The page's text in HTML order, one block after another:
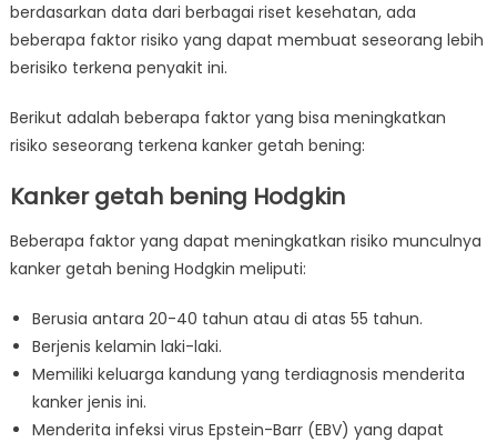
berdasarkan data dari berbagai riset kesehatan, ada
beberapa faktor risiko yang dapat membuat seseorang lebih
berisiko terkena penyakit ini.
Berikut adalah beberapa faktor yang bisa meningkatkan
risiko seseorang terkena kanker getah bening:
Kanker getah bening Hodgkin
Beberapa faktor yang dapat meningkatkan risiko munculnya
kanker getah bening Hodgkin meliputi:
Berusia antara 20-40 tahun atau di atas 55 tahun.
Berjenis kelamin laki-laki.
Memiliki keluarga kandung yang terdiagnosis menderita
kanker jenis ini.
Menderita infeksi virus Epstein-Barr (EBV) yang dapat